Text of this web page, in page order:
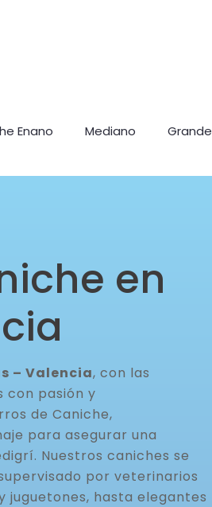
Enano Mediano Grande
en
– Valencia, con las
con pasión y
de Caniche,
para asegurar una
Nuestros caniches se
por veterinarios
juguetones, hasta elegantes